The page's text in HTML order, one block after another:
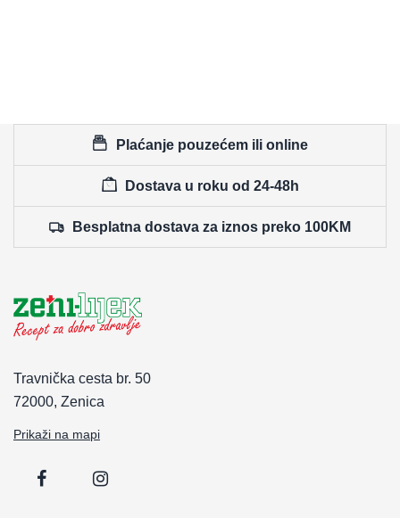
Plaćanje pouzećem ili online
Dostava u roku od 24-48h
Besplatna dostava za iznos preko 100KM
Travnička cesta br. 50
72000, Zenica
Prikaži na mapi